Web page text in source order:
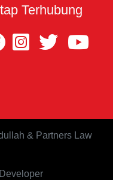
Terhubung
& Partners Law